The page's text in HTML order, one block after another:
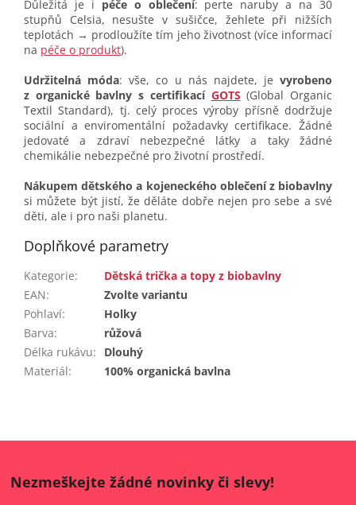
Důležitá je i péče o oblečení: perte naruby a na 30
stupňů Celsia, nesušte v sušičce, žehlete při nižších
teplotách → prodloužíte tím jeho životnost (více informací
na péče o produkt).
Udržitelná móda: vše, co u nás najdete, je vyrobeno
z organické bavlny s certifikací GOTS (Global Organic
Textil Standard), tj. celý proces výroby přísně dodržuje
sociální a enviromentální požadavky certifikace. Žádné
jedovaté a zdraví nebezpečné látky a taky žádné
chemikálie nebezpečné pro životní prostředí.
Nákupem dětského a kojeneckého oblečení z biobavlny
si můžete být jistí, že děláte dobře nejen pro sebe a své
děti, ale i pro naši planetu.
Doplňkové parametry
Kategorie:
Dětská trička a topy z biobavlny
EAN:
Zvolte variantu
Pohlaví:
Holky
Barva:
růžová
Délka rukávu:
Dlouhý
Materiál: 100% organická bavlna
Nezmeškejte žádné novinky či slevy!